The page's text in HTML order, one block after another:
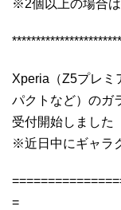
※2個以上の場合は
Xperia（Z5プレミ
パクトなど）のガ
受付開始しました
※近日中にギャラ
=